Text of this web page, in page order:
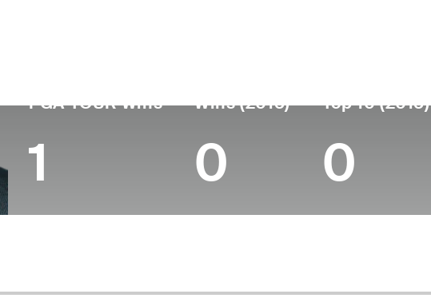
PGA TOUR Wins
1
Wins (2015)
0
Top 10 (2015)
0